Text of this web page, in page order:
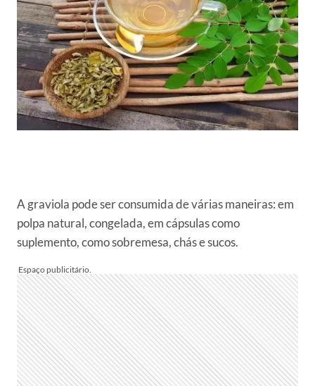
A graviola pode ser consumida de várias maneiras: em
polpa natural, congelada, em cápsulas como
suplemento, como sobremesa, chás e sucos.